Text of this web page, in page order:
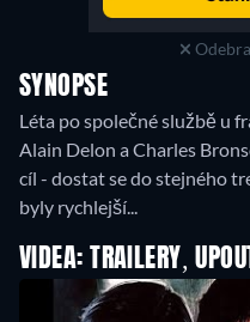
SYNOPSE
Léta po společné službě u
Alain Delon a Charles
cíl - dostat se do stejného
byly rychlejší...
VIDEA: TRAILERY,